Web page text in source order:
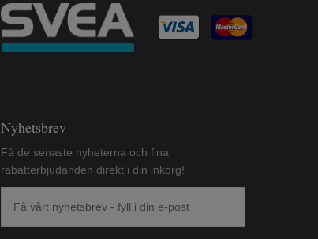
Nyhetsbrev
Få de senaste nyheterna och fina
rabatterbjudanden direkt i din inkorg!